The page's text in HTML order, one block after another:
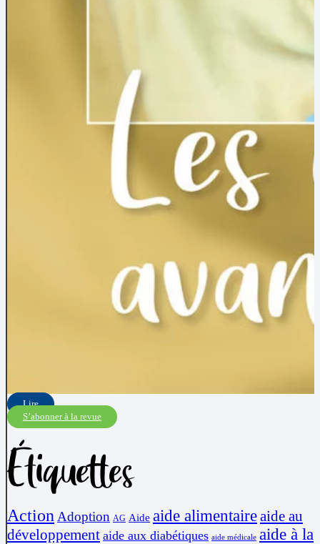
Lire
S’abonner à la revue
Étiquettes
Action Adoption AG Aide aide alimentaireaide au
développement aide aux diabétiques aide médicale aide à la